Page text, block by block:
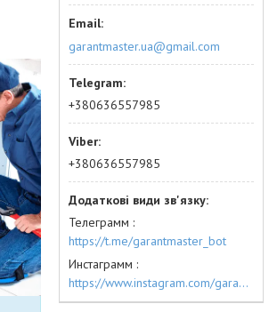
garantmaster.ua@gmail.com
+380636557985
+380636557985
Телеграмм
https://t.me/garantmaster_bot
Инстаграмм
https://www.instagram.com/garantmaster.ua/